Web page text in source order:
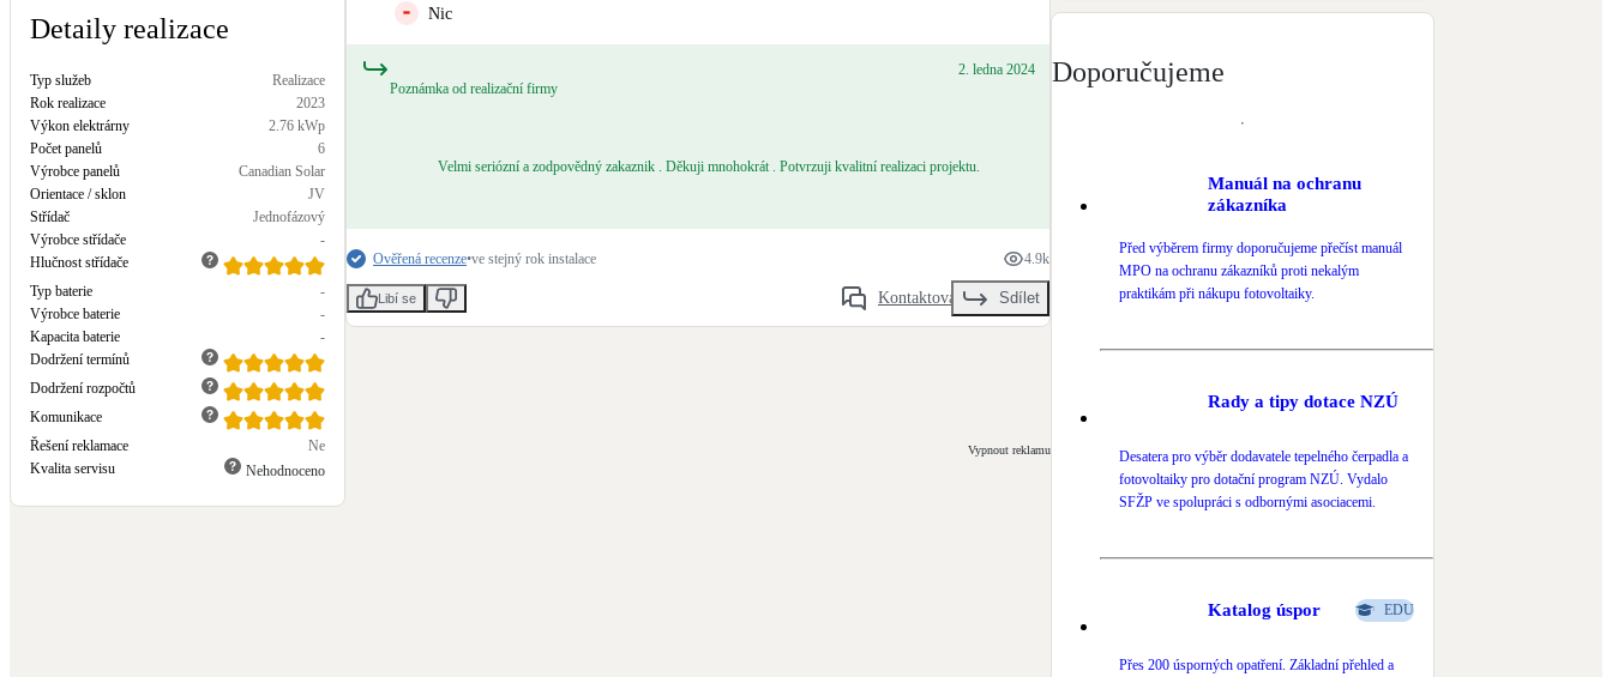
Zelená střecha
Vegetační střechy
Malé i velké turbíny
Detaily realizace
Typ služeb
Realizace
Rok realizace
2023
Výkon elektrárny
2.76 kWp
Počet panelů
6
Výrobce panelů
Canadian Solar
Orientace / sklon
JV
Střídač
Jednofázový
Výrobce střídače
-
Hlučnost střídače
Typ baterie
-
Výrobce baterie
-
Kapacita baterie
-
Dodržení termínů
Dodržení rozpočtů
Komunikace
Řešení reklamace
Ne
Kvalita servisu
Nehodnoceno
Nic
Poznámka od realizační firmy
2. ledna 2024
Velmi seriózní a zodpovědný zakaznik . Děkuji mnohokrát . Potvrzuji kvalitní realizaci projektu.
Ověřená recenze•ve stejný rok instalace 4.9k
Libí se Kontaktovat Sdílet
Vypnout reklamu
Doporučujeme
Manuál na ochranu
zákazníka
Před výběrem firmy doporučujeme přečíst manuál
MPO na ochranu zákazníků proti nekalým
praktikám při nákupu fotovoltaiky.
Rady a tipy dotace NZÚ
Desatera pro výběr dodavatele tepelného čerpadla a
fotovoltaiky pro dotační program NZÚ. Vydalo
SFŽP ve spolupráci s odbornými asociacemi.
Katalog úspor EDU
Přes 200 úsporných opatření. Základní přehled a